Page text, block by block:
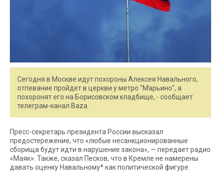
Сегодня в Москве идут похороны Алексея Навального,
отпевание пройдет в церкви у метро "Марьино", а
похоронят его на Борисовском кладбище, - сообщает
телеграм-канал Baza.
Пресс-секретарь президента России высказал
предостережение, что «любые несанкционированные
сборища будут идти в нарушение закона», — передает радио
«Маяк». Также, сказал Песков, что в Кремле не намерены
давать оценку Навальному* как политической фигуре.